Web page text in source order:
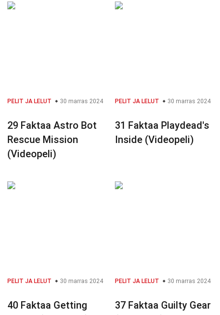
PELIT JA LELUT 30 marras 2024
29 Faktaa Astro Bot
Rescue Mission
(Videopeli)
PELIT JA LELUT 30 marras 2024
31 Faktaa Playdead's
Inside (Videopeli)
PELIT JA LELUT 30 marras 2024
40 Faktaa Getting
PELIT JA LELUT 30 marras 2024
37 Faktaa Guilty Gear